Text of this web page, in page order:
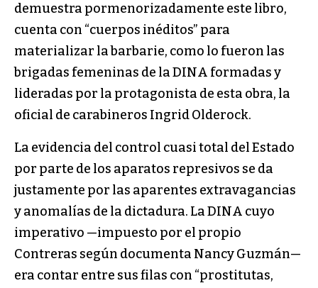
demuestra pormenorizadamente este libro,
cuenta con “cuerpos inéditos” para
materializar la barbarie, como lo fueron las
brigadas femeninas de la DINA formadas y
lideradas por la protagonista de esta obra, la
oficial de carabineros Ingrid Olderock.
La evidencia del control cuasi total del Estado
por parte de los aparatos represivos se da
justamente por las aparentes extravagancias
y anomalías de la dictadura. La DINA cuyo
imperativo —impuesto por el propio
Contreras según documenta Nancy Guzmán—
era contar entre sus filas con “prostitutas,